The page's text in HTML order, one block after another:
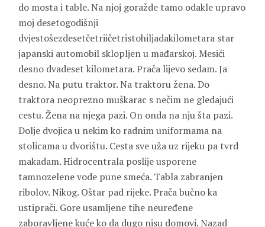
do mosta i table. Na njoj goražde tamo odakle upravo
moj desetogodišnji
dvjestošezdesetčetriičetristohiljadakilometara star
japanski automobil sklopljen u mađarskoj. Mesići
desno dvadeset kilometara. Prača lijevo sedam. Ja
desno. Na putu traktor. Na traktoru žena. Do
traktora neoprezno muškarac s nečim ne gledajući
cestu. Žena na njega pazi. On onda na nju šta pazi.
Dolje dvojica u nekim ko radnim uniformama na
stolicama u dvorištu. Cesta sve uža uz rijeku pa tvrd
makadam. Hidrocentrala poslije usporene
tamnozelene vode pune smeća. Tabla zabranjen
ribolov. Nikog. Oštar pad rijeke. Prača bučno ka
ustiprači. Gore usamljene tihe neuređene
zaboravljene kuće ko da dugo nisu domovi. Nazad